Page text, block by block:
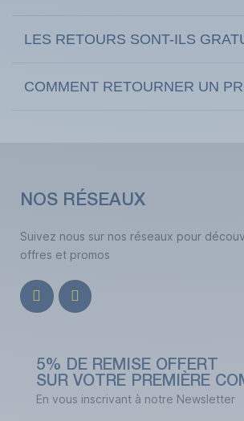
LES RETOURS SONT-ILS
COMMENT RETOURNER UN
NOS RÉSEAUX
Suivez nous sur nos réseaux pour
offres et promos
5% DE REMISE OFFERT
SUR VOTRE PREMIÈRE
En vous inscrivant à notre Newsletter